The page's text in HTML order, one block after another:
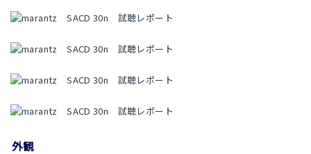
外観